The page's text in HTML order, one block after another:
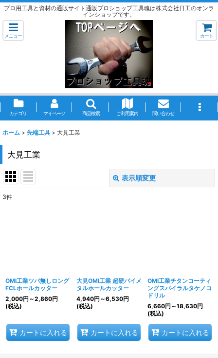
プロ用工具と資材の通販サイト通販プロショップ工具魂は株式会社日工のオンラ
インショップです。
メニュー カート
カテゴリ マイページ 商品検索 ご利用案内 問い合わせ
ホーム > 先端工具 > 大見工業
大見工業
表示順変更
3件
OMI工業ツバ無しロング
FCLホールカッター
2,000円 ～2,860円
(税込)
カートに入れる
大見OMI工業 超硬バイメ
タルホールカッター
4,940円 ～6,530円
(税込)
カートに入れる
OMI工業チタンコーティ
ングスパイラルタケノコ
ドリル
6,660円 ～18,630円
(税込)
カートに入れる